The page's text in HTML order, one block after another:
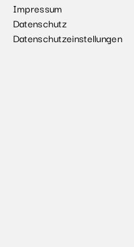
Impressum
Datenschutz
Datenschutzeinstellungen